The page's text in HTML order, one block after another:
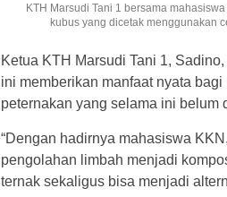
KTH Marsudi Tani 1 bersama
kubus yang dicetak menggunakan
Ketua KTH Marsudi Tani 1,
ini memberikan manfaat nyata
peternakan yang selama ini belum
“Dengan hadirnya mahasiswa
pengolahan limbah menjadi
ternak sekaligus bisa menjadi